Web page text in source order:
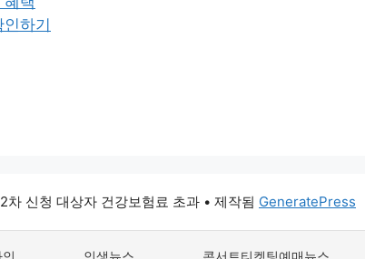
하기
신청 대상자 건강보험료 초과 • 제작됨 GeneratePress
인생뉴스 콘서트티켓팅예매뉴스